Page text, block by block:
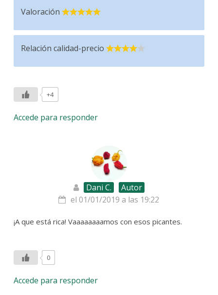
Valoración
Relación calidad-precio
+4
Accede para responder
Dani C.
Autor
el 01/01/2019 a las 19:22
¡A que está rica! Vaaaaaaaamos con esos picantes.
0
Accede para responder